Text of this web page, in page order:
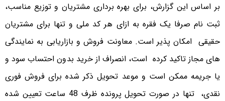
بر اساس این گزارش، برای بهره برداری مشتریان و توزیع مناسب،
ثبت نام صرفا یک فقره به ازای هر کد ملی و تنها برای مشتریان
حقیقی امکان پذیر است. معاونت فروش و بازاریابی به نمایندگی
های مجاز تاکید کرده است، انصراف از خرید بدون احتساب سود و
یا جریمه ممکن است و موعد تحویل ذکر شده برای فروش فوری
نقدی، تنها در صورت تحویل پرونده ظرف 48 ساعت تعیین شده